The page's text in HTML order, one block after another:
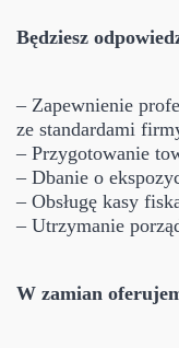
Będziesz
– Zapewnienie
ze standardami
– Przygotowanie
– Dbanie o
– Obsługę kasy
– Utrzymanie
W zamian